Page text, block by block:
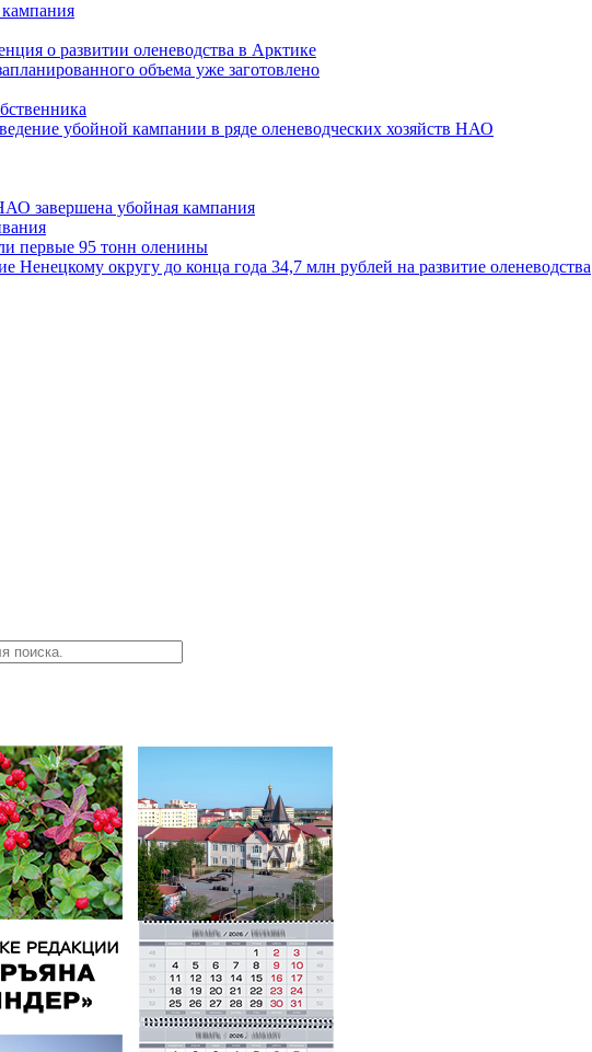
о развитии оленеводства в Арктике
объема уже заготовлено
убойной кампании в ряде оленеводческих хозяйств НАО
завершена убойная кампания
первые 95 тонн оленины
Ненецкому округу до конца года 34,7 млн рублей на развитие оленеводства